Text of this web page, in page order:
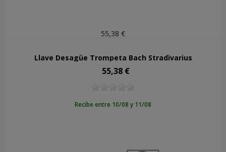
55,38 €
Llave Desagüe Trompeta Bach Stradivarius
Precio
55,38 €
Recibe entre 10/08 y 11/08